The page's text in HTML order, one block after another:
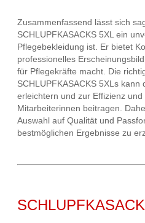
Zusammenfassend lässt sich
SCHLUPFKASACKS 5XL ein
Pflegebekleidung ist. Er bietet
professionelles
für Pflegekräfte macht. Die
SCHLUPFKASACKS 5XLs
erleichtern und zur Effizienz
Mitarbeiterinnen beitragen.
Auswahl auf Qualität und
bestmöglichen Ergebnisse zu